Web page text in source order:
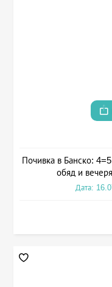
Почивка в Банско:
обяд и
Дата: